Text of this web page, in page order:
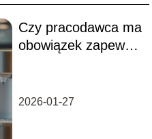
Czy pracodawca ma
obowiązek zapewnić
2026-01-27